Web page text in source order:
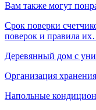
Вам также могут
Срок поверки
поверок и правила
Деревянный дом с
Организация
Напольные